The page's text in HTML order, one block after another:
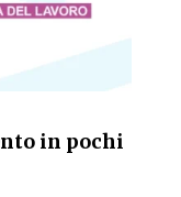
in pochi